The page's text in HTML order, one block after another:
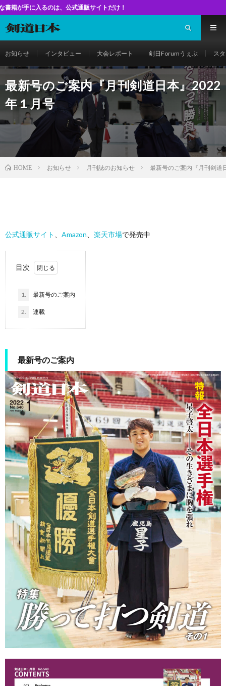
式通販サイトだけ！
お知らせ インタビュー 大会レポート 剣日Forumうぇぶ ス
最新号のご案内『月刊剣道日本』2022
年１月号
HOME お知らせ 月刊誌のお知らせ 最新号のご案内『月刊剣道
公式通販サイト Amazon 楽天市場で発売中
目次
1. 最新号のご案内
2. 連載
最新号のご案内